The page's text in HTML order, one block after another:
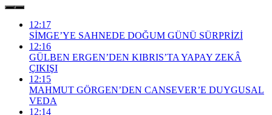
12:17
SİMGE’YE SAHNEDE DOĞUM GÜNÜ SÜRPRİZİ
12:16
GÜLBEN ERGEN’DEN KIBRIS’TA YAPAY ZEKÂ
ÇIKIŞI
12:15
MAHMUT GÖRGEN’DEN CANSEVER’E DUYGUSAL
VEDA
12:14